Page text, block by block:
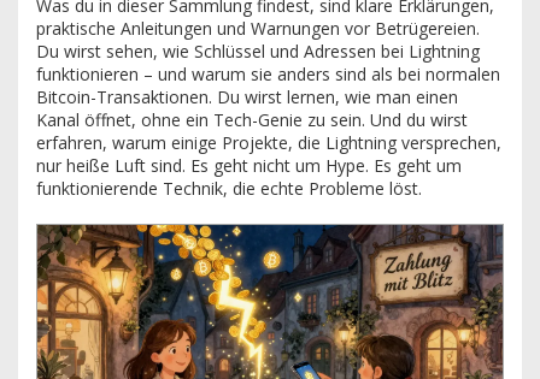
Was du in dieser Sammlung findest, sind klare Erklärungen,
praktische Anleitungen und Warnungen vor Betrügereien.
Du wirst sehen, wie Schlüssel und Adressen bei Lightning
funktionieren – und warum sie anders sind als bei normalen
Bitcoin-Transaktionen. Du wirst lernen, wie man einen
Kanal öffnet, ohne ein Tech-Genie zu sein. Und du wirst
erfahren, warum einige Projekte, die Lightning versprechen,
nur heiße Luft sind. Es geht nicht um Hype. Es geht um
funktionierende Technik, die echte Probleme löst.